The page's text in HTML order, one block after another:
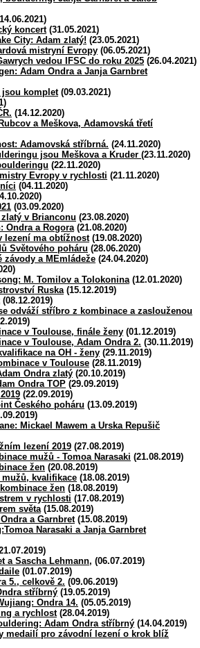
koncert(31.05.2021)
City: Adam zlatý! (23.05.2021)
mistryní Evropy (06.05.2021)
vedou IFSC do roku 2025 (26.04.2021)
Adam Ondra a Janja Garnbret
jsou komplet(09.03.2021)
(14.12.2020)
a Meškova, Adamovská třetí
Adamovská stříbrná. (24.11.2020)
jsou Meškova a Kruder (23.11.2020)
(22.11.2020)
Evropy v rychlosti (21.11.2020)
(04.11.2020)
(03.09.2020)
v Brianconu (23.08.2020)
Ondra a Rogora(21.08.2020)
lezení ma obtížnost(19.08.2020)
Světového poháru (28.06.2020)
závody a MEmládeže (24.04.2020)
M. Tomilov a Tolokonina(12.01.2020)
Ruska(15.12.2019)
(08.12.2019)
odváží stříbro z kombinace a zaslouženou
v Toulouse, finále ženy (01.12.2019)
v Toulouse, Adam Ondra 2. (30.11.2019)
na OH - ženy (29.11.2019)
v Toulouse (28.11.2019)
Ondra zlatý (20.10.2019)
Ondra TOP (29.09.2019)
(22.09.2019)
Českého poháru (13.09.2019)
Mickael Mawem a Urska Repušič
lezení 2019 (27.08.2019)
mužů - Tomoa Narasaki (21.08.2019)
žen (20.08.2019)
kvalifikace (18.08.2019)
žen (18.08.2019)
v rychlosti (17.08.2019)
světa(15.08.2019)
a Garnbret(15.08.2019)
Narasaki a Janja Garnbret
a Sascha Lehmann, (06.07.2019)
(01.07.2019)
5., celkově 2. (09.06.2019)
stříbrný (19.05.2019)
Ondra 14. (05.05.2019)
a rychlost(28.04.2019)
Adam Ondra stříbrný (14.04.2019)
medailí pro závodní lezení o krok blíž